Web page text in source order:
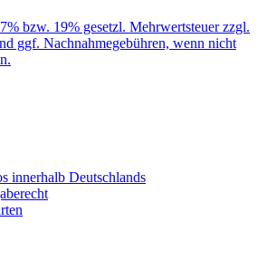
bzw. 19% gesetzl. Mehrwertsteuer zzgl.
ggf. Nachnahmegebühren, wenn nicht
innerhalb Deutschlands